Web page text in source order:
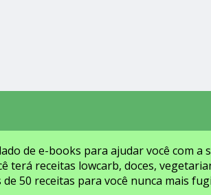
de e-books para ajudar você com a
terá receitas lowcarb, doces,
50 receitas para você nunca mais